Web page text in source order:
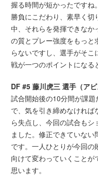
握る時間が短かったです
勝負にこだわり、素早く切
中、それらを発揮できな
の質とプレー強度をもっと
らないですし、選手がそ
戦が一つのポイントになる
DF #5 藤川虎三 選手（アビ
試合開始後の10分間が課
で、気を引き締めなけれ
ら失点し、今回の試合も
ました。修正できていな
です。一人ひとりが今回
向けて変わっていくことが
思います。